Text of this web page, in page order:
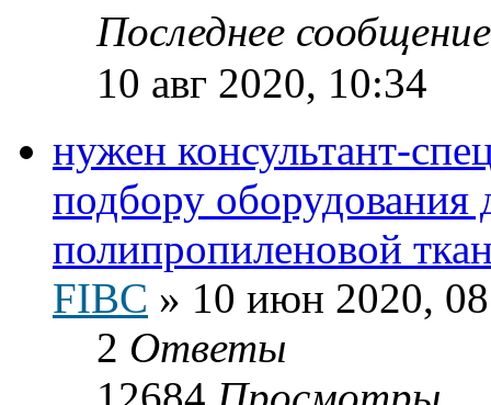
Последнее
10 авг 2020, 10:34
нужен консультант-
подбору оборудования
полипропиленовой
FIBC » 10 июн 2020,
2 Ответы